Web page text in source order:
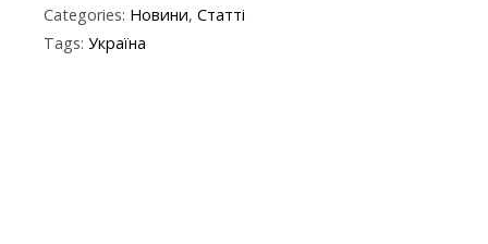
e
b
itt
er
e er at
Categories: Новини, Статті
Tags: Україна